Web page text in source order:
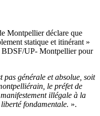
Montpellier déclare que
statique et itinérant »
BDSF/UP- Montpellier pour
pas générale et absolue, soit
le préfet de
illégale à la
fondamentale. ».